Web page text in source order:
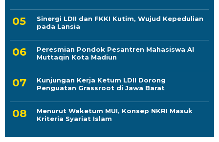
Sinergi LDII dan FKKI Kutim, Wujud Kepedulian
pada Lansia
Peresmian Pondok Pesantren Mahasiswa Al
Muttaqin Kota Madiun
Kunjungan Kerja Ketum LDII Dorong
Penguatan Grassroot di Jawa Barat
Menurut Waketum MUI, Konsep NKRI Masuk
Kriteria Syariat Islam